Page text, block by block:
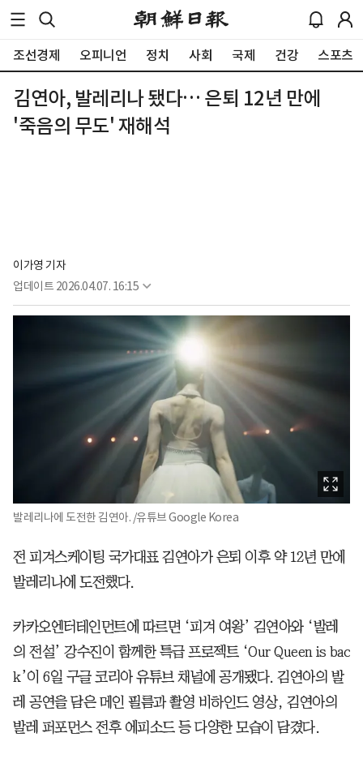
조선경제 오피니언 정치 사회 국제 건강 스포츠
김연아, 발레리나 됐다… 은퇴 12년 만에
'죽음의 무도' 재해석
이가영 기자
업데이트 2026.04.07. 16:15
발레리나에 도전한 김연아. /유튜브 Google Korea
전 피겨스케이팅 국가대표 김연아가 은퇴 이후 약 12년 만에
발레리나에 도전했다.
카카오엔터테인먼트에 따르면 ‘피겨 여왕’ 김연아와 ‘발레
의 전설’ 강수진이 함께한 특급 프로젝트 ‘Our Queen is bac
k’이 6일 구글 코리아 유튜브 채널에 공개됐다. 김연아의 발
레 공연을 담은 메인 필름과 촬영 비하인드 영상, 김연아의
발레 퍼포먼스 전후 에피소드 등 다양한 모습이 담겼다.